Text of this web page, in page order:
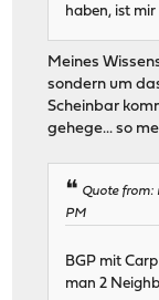
haben, ist
Meines
sondern um
Scheinbar
gehege... so
Quote from:
PM
BGP mit
man 2